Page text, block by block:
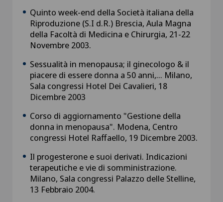
Quinto week-end della Società italiana della
Riproduzione (S.I d.R.) Brescia, Aula Magna
della Facoltà di Medicina e Chirurgia, 21-22
Novembre 2003.
Sessualità in menopausa; il ginecologo & il
piacere di essere donna a 50 anni,... Milano,
Sala congressi Hotel Dei Cavalieri, 18
Dicembre 2003
Corso di aggiornamento "Gestione della
donna in menopausa". Modena, Centro
congressi Hotel Raffaello, 19 Dicembre 2003.
Il progesterone e suoi derivati. Indicazioni
terapeutiche e vie di somministrazione.
Milano, Sala congressi Palazzo delle Stelline,
13 Febbraio 2004.